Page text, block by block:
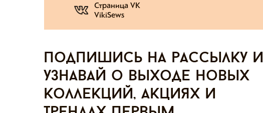
Страница VK
VikiSews
Подпишись на рассылку и
узнавай о выходе новых
коллекций, акциях и